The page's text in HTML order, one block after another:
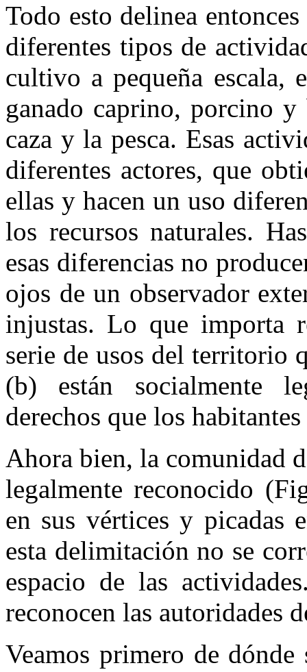
Todo esto delinea
diferentes tipos de
cultivo a pequeña escala,
ganado caprino, porcino
caza y la pesca. Esas
diferentes actores, que
ellas y hacen un uso
los recursos naturales.
esas diferencias no
ojos de un observador
injustas. Lo que importa
serie de usos del territorio
(b) están socialmente
derechos que los
Ahora bien, la comunidad
legalmente reconocido
en sus vértices y picadas
esta delimitación no se
espacio de las
reconocen las autoridades
Veamos primero de